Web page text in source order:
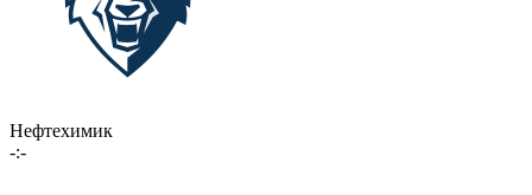
Нефтехимик
-:-